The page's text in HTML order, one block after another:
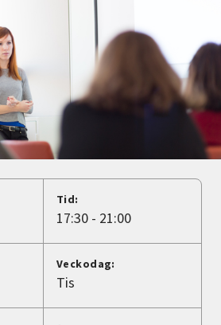
Tid:
17:30 - 21:00
Veckodag:
Tis